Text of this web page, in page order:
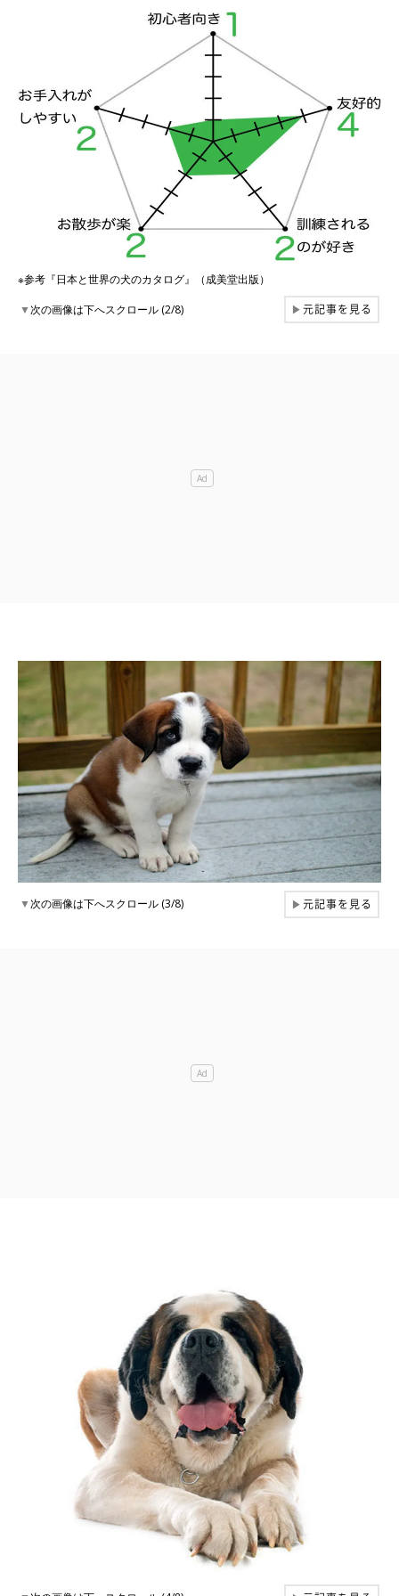
※参考『日本と世界の犬のカタログ』（成美堂出版）
▼次の画像は下へスクロール (2/8) ▶元記事を見る
▼次の画像は下へスクロール (3/8) ▶元記事を見る